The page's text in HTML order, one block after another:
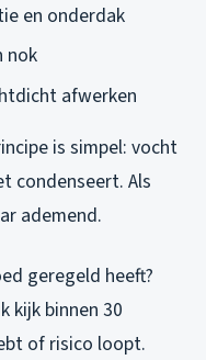
en onderdak
nok
afwerken
is simpel: vocht
condenseert. Als
ademend.
geregeld heeft?
kijk binnen 30
of risico loopt.